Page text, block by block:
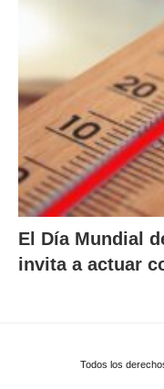
El Día Mundial
invita a actuar
Todos los